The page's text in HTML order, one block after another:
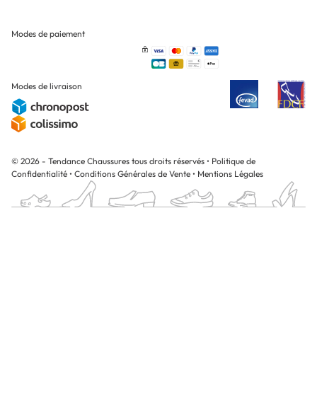
Modes de paiement
Modes de livraison
© 2026 - Tendance Chaussures tous droits réservés • Politique de
Confidentialité • Conditions Générales de Vente • Mentions Légales